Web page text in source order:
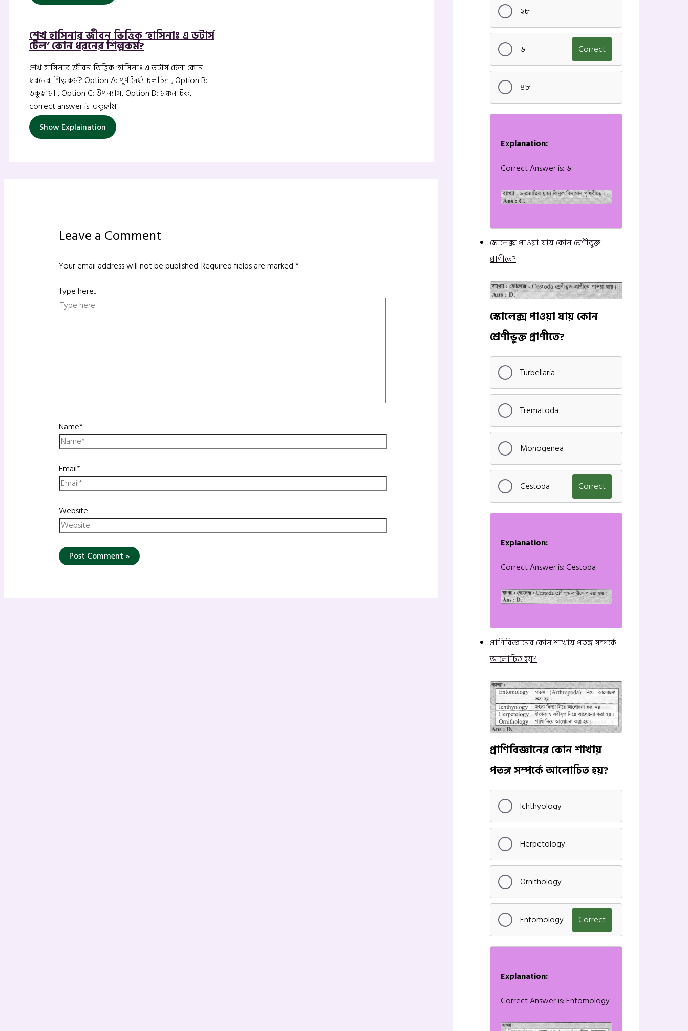
শেখ হাসিনার জীবন ভিত্তিক ‘হাসিনাঃ এ ডটার্স
টেল’ কোন ধরনের শিল্পকর্ম?
শেখ হাসিনার জীবন ভিত্তিক ‘হাসিনাঃ এ ডটার্স টেল’ কোন
ধরনের শিল্পকর্ম? Option A: পূর্ণ দৈর্ঘ্য চলচিত্র , Option B:
ডকুড্রামা , Option C: উপন্যাস, Option D: মঞ্চনাটক,
correct answer is: ডকুড্রামা
Show Explaination
Leave a Comment
Your email address will not be published.Required fields are marked*
Type here..
Name*
Email*
Website
২৮
৬ Correct
৪৮
Explanation:
Correct Answer is: ৬
স্কোলেক্স পাওয়া যায় কোন শ্রেণীভুক্ত
প্রাণীতে?
স্কোলেক্স পাওয়া যায় কোন
শ্রেণীভুক্ত প্রাণীতে?
Turbellaria
Trematoda
Monogenea
Cestoda Correct
Explanation:
Correct Answer is: Cestoda
প্রাণিবিজ্ঞানের কোন শাখায় পতঙ্গ সম্পর্কে
আলোচিত হয়?
প্রাণিবিজ্ঞানের কোন শাখায়
পতঙ্গ সম্পর্কে আলোচিত হয়?
Ichthyology
Herpetology
Ornithology
Entomology Correct
Explanation:
Correct Answer is: Entomology